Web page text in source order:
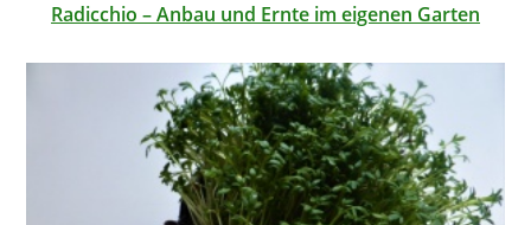
Radicchio – Anbau und Ernte im eigenen Garten